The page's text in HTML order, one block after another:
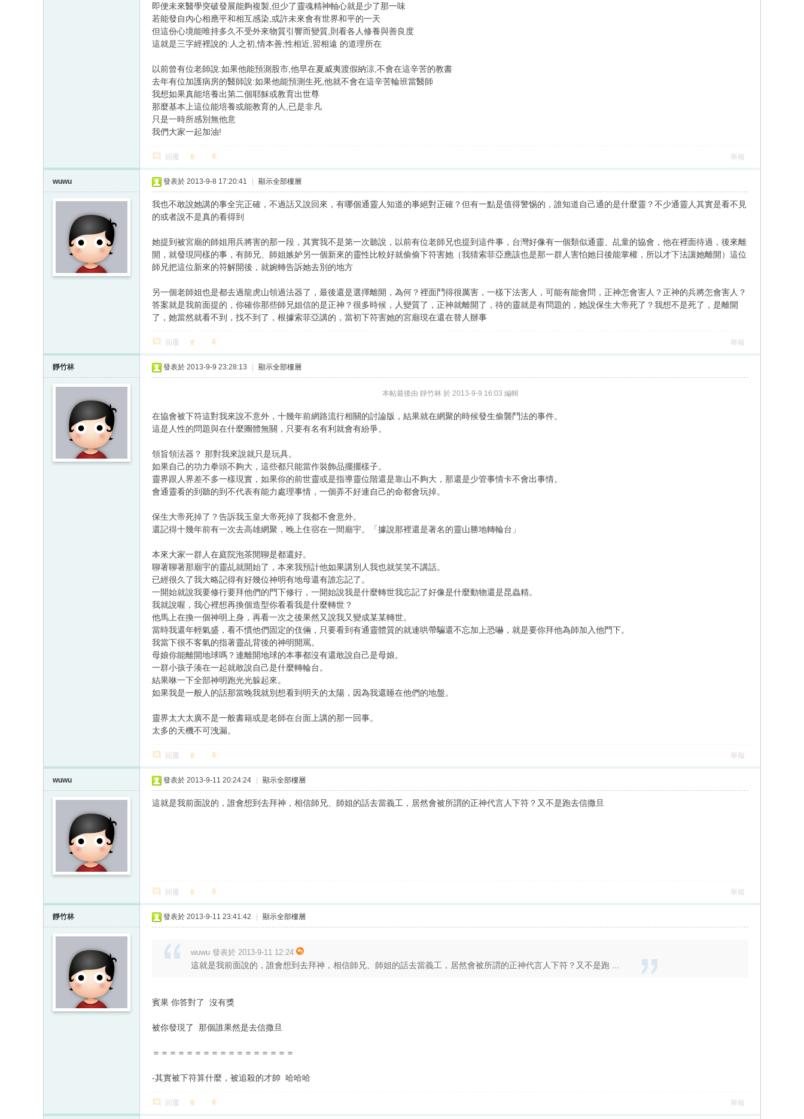
即便未來醫學突破發展能夠複製,但少了靈魂精神軸心就是少了那一味
若能發自內心相應平和相互感染,或許未來會有世界和平的一天
但這份心境能唯持多久不受外來物質引響而變質,則看各人修養與善良度
這就是三字經裡說的:人之初,情本善;性相近,習相遠 的道理所在
以前曾有位老師說:如果他能預測股市,他早在夏威夷渡假納涼,不會在這辛苦的教書
去年有位加護病房的醫師說:如果他能預測生死,他就不會在這辛苦輪班當醫師
我想如果真能培養出第二個耶穌或教育出世尊
那麼基本上這位能培養或能教育的人,已是非凡
只是一時所感別無他意
我們大家一起加油!
回覆 舉報
wuwu 發表於 2013-9-8 17:20:41 顯示全部樓層
我也不敢說她講的事全完正確，不過話又說回來，有哪個通靈人知道的事絕對正確？但有一點是值得警惕的，誰知道自己通的是什麼靈？不少通靈人其實是看不見
的或者說不是真的看得到
她提到被宮廟的師姐用兵將害的那一段，其實我不是第一次聽說，以前有位老師兄也提到這件事，台灣好像有一個類似通靈、乩童的協會，他在裡面待過，後來離
開，就發現同樣的事，有師兄、師姐嫉妒另一個新來的靈性比較好就偷偷下符害她（我猜索菲亞應該也是那一群人害怕她日後能掌權，所以才下法讓她離開）這位
師兄把這位新來的符解開後，就婉轉告訴她去別的地方
另一個老師姐也是都去過龍虎山領過法器了，最後還是選擇離開，為何？裡面鬥得很厲害，一樣下法害人，可能有能會問，正神怎會害人？正神的兵將怎會害人？
答案就是我前面提的，你確你那些師兄姐信的是正神？很多時候，人變質了，正神就離開了，待的靈就是有問題的，她說保生大帝死了？我想不是死了，是離開
了，她當然就看不到，找不到了，根據索菲亞講的，當初下符害她的宮廟現在還在替人辦事
回覆 舉報
靜竹林 發表於 2013-9-9 23:28:13 顯示全部樓層
本帖最後由 靜竹林 於 2013-9-9 16:03 編輯
在協會被下符這對我來說不意外，十幾年前網路流行相關的討論版，結果就在網聚的時候發生偷襲鬥法的事件。
這是人性的問題與在什麼團體無關，只要有名有利就會有紛爭。
領旨領法器？ 那對我來說就只是玩具。
如果自己的功力拳頭不夠大，這些都只能當作裝飾品擺擺樣子。
靈界跟人界差不多一樣現實，如果你的前世靈或是指導靈位階還是靠山不夠大，那還是少管事情卡不會出事情。
會通靈看的到聽的到不代表有能力處理事情，一個弄不好連自己的命都會玩掉。
保生大帝死掉了？告訴我玉皇大帝死掉了我都不會意外。
還記得十幾年前有一次去高雄網聚，晚上住宿在一間廟宇。「據說那裡還是著名的靈山勝地轉輪台」
本來大家一群人在庭院泡茶閒聊是都還好。
聊著聊著那廟宇的靈乩就開始了，本來我預計他如果講別人我也就笑笑不講話。
已經很久了我大略記得有好幾位神明有地母還有誰忘記了。
一開始就說我要修行要拜他們的門下修行，一開始說我是什麼轉世我忘記了好像是什麼動物還是昆蟲精。
我就說喔，我心裡想再換個造型你看看我是什麼轉世？
他馬上在換一個神明上身，再看一次之後果然又說我又變成某某轉世。
當時我還年輕氣盛，看不慣他們固定的伎倆，只要看到有通靈體質的就連哄帶騙還不忘加上恐嚇，就是要你拜他為師加入他門下。
我當下很不客氣的指著靈乩背後的神明開罵。
母娘你能離開地球嗎？連離開地球的本事都沒有還敢說自己是母娘。
一群小孩子湊在一起就敢說自己是什麼轉輪台。
結果咻一下全部神明跑光光躲起來。
如果我是一般人的話那當晚我就別想看到明天的太陽，因為我還睡在他們的地盤。
靈界太大太廣不是一般書籍或是老師在台面上講的那一回事。
太多的天機不可洩漏。
回覆 舉報
wuwu 發表於 2013-9-11 20:24:24 顯示全部樓層
這就是我前面說的，誰會想到去拜神，相信師兄、師姐的話去當義工，居然會被所謂的正神代言人下符？又不是跑去信撒旦
回覆 舉報
靜竹林 發表於 2013-9-11 23:41:42 顯示全部樓層
wuwu 發表於 2013-9-11 12:24
這就是我前面說的，誰會想到去拜神，相信師兄、師姐的話去當義工，居然會被所謂的正神代言人下符？又不是跑 ...
賓果 你答對了 沒有獎
被你發現了 那個誰果然是去信撒旦
＝＝＝＝＝＝＝＝＝＝＝＝＝＝＝＝＝
-其實被下符算什麼，被追殺的才帥 哈哈哈
回覆 舉報